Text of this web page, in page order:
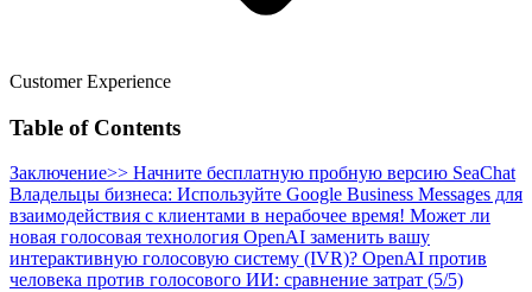
Customer Experience
Table of Contents
Заключение>> Начните бесплатную пробную версию SeaChat
Владельцы бизнеса: Используйте Google Business Messages для
взаимодействия с клиентами в нерабочее время! Может ли
новая голосовая технология OpenAI заменить вашу
интерактивную голосовую систему (IVR)? OpenAI против
человека против голосового ИИ: сравнение затрат (5/5)